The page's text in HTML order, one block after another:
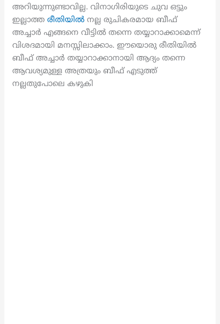
അറിയുന്നുണ്ടാവില്ല. വിനാഗിരിയുടെ ചുവ ഒട്ടും
ഇല്ലാത്ത രീതിയിൽനല്ല രുചികരമായ ബീഫ്
അച്ചാർ എങ്ങനെ വീട്ടിൽ തന്നെ തയ്യാറാക്കാമെന്ന്
വിശദമായി മനസ്സിലാക്കാം. ഈയൊരു രീതിയിൽ
ബീഫ് അച്ചാർ തയ്യാറാക്കാനായി ആദ്യം തന്നെ
ആവശ്യമുള്ള അത്രയും ബീഫ് എടുത്ത്
നല്ലതുപോലെ കഴുകി